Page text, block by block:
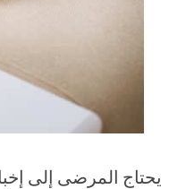
يحتاج المرضى إلى